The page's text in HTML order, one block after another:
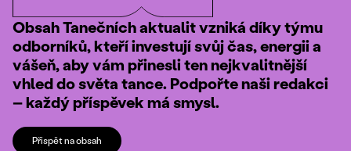
Obsah Tanečních aktualit vzniká díky týmu
odborníků, kteří investují svůj čas, energii a
vášeň, aby vám přinesli ten nejkvalitnější
vhled do světa tance. Podpořte naši redakci
– každý příspěvek má smysl.
Přispět na obsah